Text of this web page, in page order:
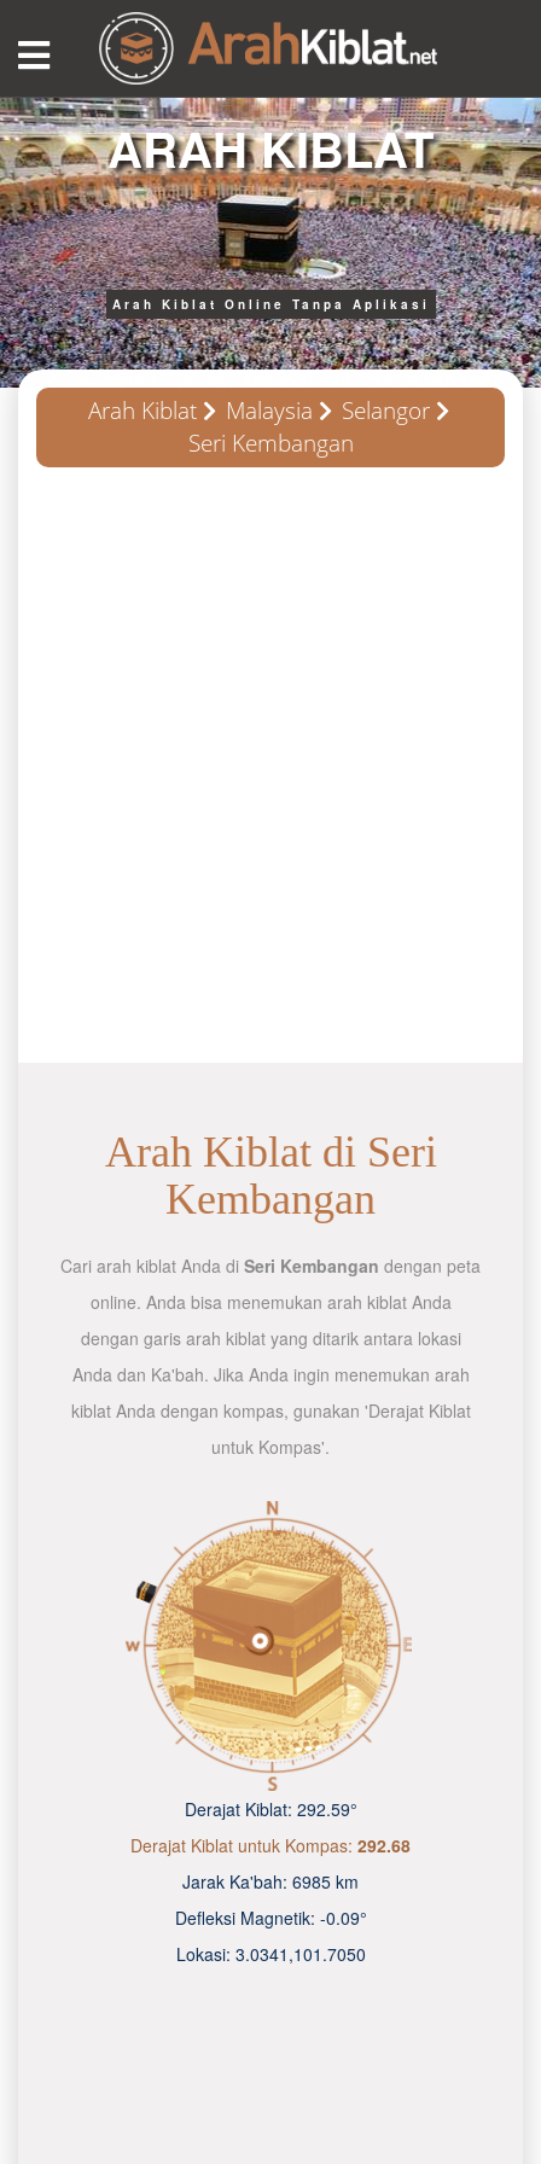
ARAH KIBLAT
Arah Kiblat Online Tanpa Aplikasi
Arah Kiblat Malaysia
Selangor
Seri Kembangan
Arah Kiblat di Seri
Kembangan
Cari arah kiblat Anda di Seri Kembangan dengan peta
online. Anda bisa menemukan arah kiblat Anda
dengan garis arah kiblat yang ditarik antara lokasi
Anda dan Ka'bah. Jika Anda ingin menemukan arah
kiblat Anda dengan kompas, gunakan 'Derajat Kiblat
untuk Kompas'.
Derajat Kiblat: 292.59°
Derajat Kiblat untuk Kompas: 292.68
Jarak Ka'bah: 6985 km
Defleksi Magnetik: -0.09°
Lokasi: 3.0341 ,101.7050